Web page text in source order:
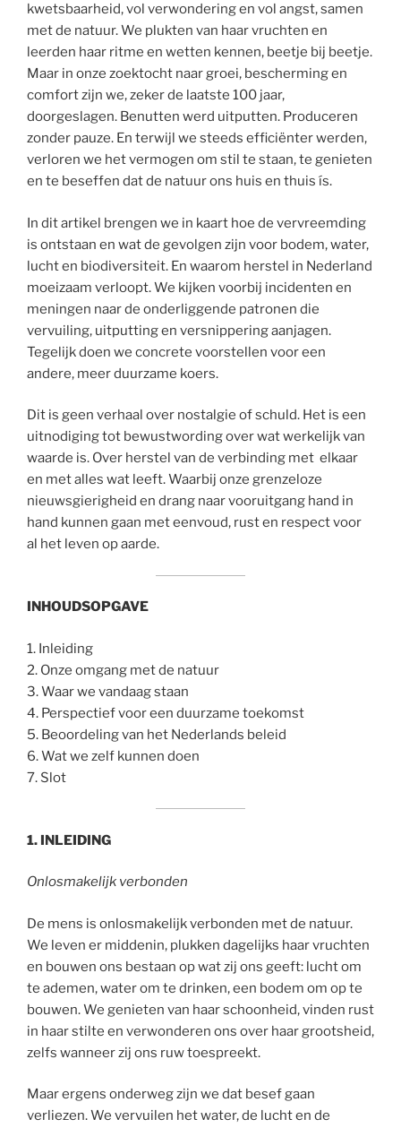
kwetsbaarheid, vol verwondering en vol angst, samen
met de natuur. We plukten van haar vruchten en
leerden haar ritme en wetten kennen, beetje bij beetje.
Maar in onze zoektocht naar groei, bescherming en
comfort zijn we, zeker de laatste 100 jaar,
doorgeslagen. Benutten werd uitputten. Produceren
zonder pauze. En terwijl we steeds efficiënter werden,
verloren we het vermogen om stil te staan, te genieten
en te beseffen dat de natuur ons huis en thuis ís.
In dit artikel brengen we in kaart hoe de vervreemding
is ontstaan en wat de gevolgen zijn voor bodem, water,
lucht en biodiversiteit. En waarom herstel in Nederland
moeizaam verloopt. We kijken voorbij incidenten en
meningen naar de onderliggende patronen die
vervuiling, uitputting en versnippering aanjagen.
Tegelijk doen we concrete voorstellen voor een
andere, meer duurzame koers.
Dit is geen verhaal over nostalgie of schuld. Het is een
uitnodiging tot bewustwording over wat werkelijk van
waarde is. Over herstel van de verbinding met elkaar
en met alles wat leeft. Waarbij onze grenzeloze
nieuwsgierigheid en drang naar vooruitgang hand in
hand kunnen gaan met eenvoud, rust en respect voor
al het leven op aarde.
INHOUDSOPGAVE
1. Inleiding
2. Onze omgang met de natuur
3. Waar we vandaag staan
4. Perspectief voor een duurzame toekomst
5. Beoordeling van het Nederlands beleid
6. Wat we zelf kunnen doen
7. Slot
1. INLEIDING
Onlosmakelijk verbonden
De mens is onlosmakelijk verbonden met de natuur.
We leven er middenin, plukken dagelijks haar vruchten
en bouwen ons bestaan op wat zij ons geeft: lucht om
te ademen, water om te drinken, een bodem om op te
bouwen. We genieten van haar schoonheid, vinden rust
in haar stilte en verwonderen ons over haar grootsheid,
zelfs wanneer zij ons ruw toespreekt.
Maar ergens onderweg zijn we dat besef gaan
verliezen. We vervuilen het water, de lucht en de